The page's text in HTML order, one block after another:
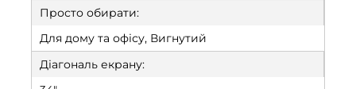
Просто обирати:
Для дому та офісу, Вигнутий
Діагональ екрану: